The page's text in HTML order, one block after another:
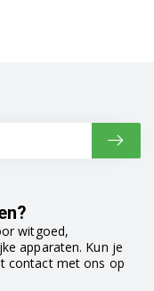
witgoed,
apparaten. Kun je
contact met ons op